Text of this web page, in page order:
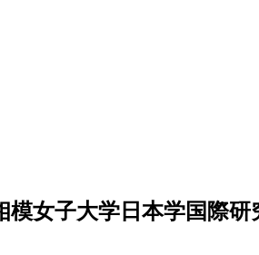
模女子大学日本学国際